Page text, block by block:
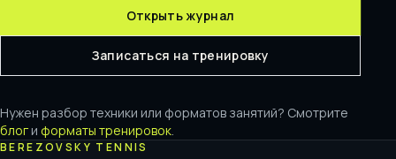
Открыть журнал
Записаться на тренировку
Нужен разбор техники или форматов занятий? Смотрите
блог и форматы тренировок.
BEREZOVSKY TENNIS